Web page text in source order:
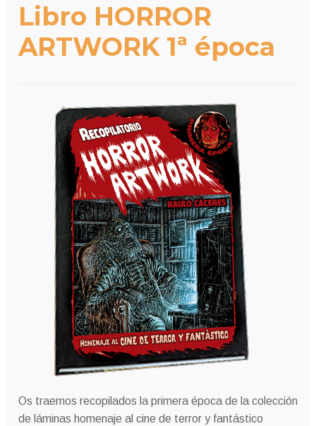
Libro HORROR
ARTWORK 1ª época
Os traemos recopilados la primera época de la colección
de láminas homenaje al cine de terror y fantástico